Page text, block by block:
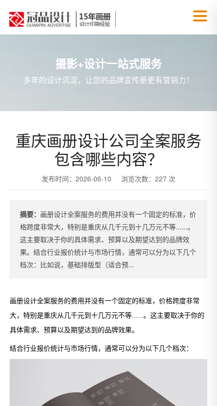
摄影+设计一站式服务
多年的设计沉淀，让您的品牌宣传册更有营销力！
重庆画册设计公司全案服务
包含哪些内容？
发布时间：2026-06-10 浏览次数：227 次
摘要： 画册设计全案服务的费用并没有一个固定的标准，价
格跨度非常大，特别是重庆从几千元到十几万元不等......。
这主要取决于你的具体需求、预算以及期望达到的品牌效
果。结合行业报价统计与市场行情，通常可以分为以下几个
档次：比如说，基础排版型（适合预...
画册设计全案服务的费用并没有一个固定的标准，价格跨度非常
大，特别是重庆从几千元到十几万元不等...... 。这主要取决于你的
具体需求、预算以及期望达到的品牌效果。
结合行业报价统计与市场行情，通常可以分为以下几个档次：